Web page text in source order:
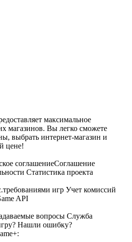
максимальное
магазинов. Вы легко сможете
выбрать интернет-магазин и
цене!
соглашениеСоглашение
Статистика проекта
игр Учет комиссий
API
вопросы Служба
Нашли ошибку?
: